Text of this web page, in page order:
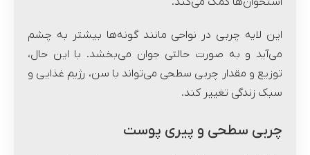
این لایه چربی در نواحی مانند گونه‌ها بیشتر به چشم
می‌آید و به صورت حالتی جوان می‌بخشد. با این حال،
توزیع و مقدار چربی سطحی می‌تواند با سن، رژیم غذایی و
سبک زندگی تغییر کند.
چربی سطحی و پیری پوست